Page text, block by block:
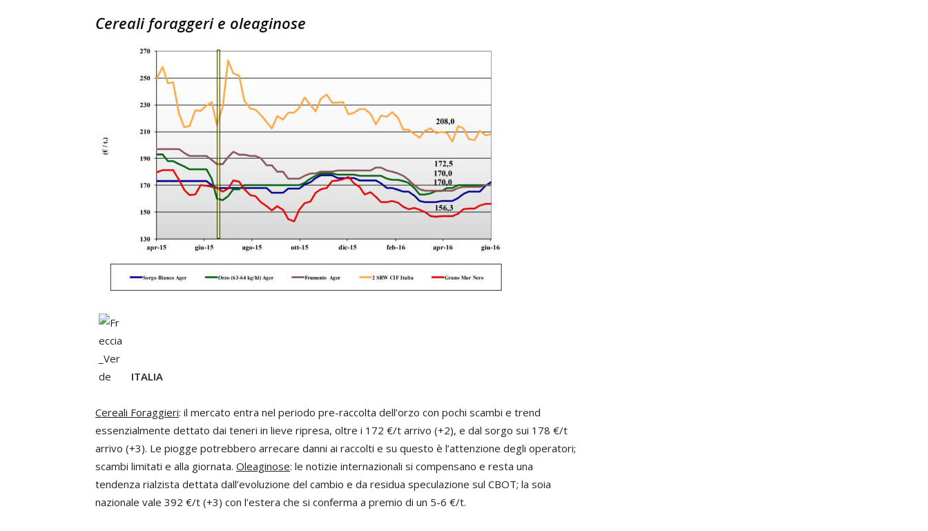
Cereali foraggeri e oleaginose
ITALIA
Cereali Foraggieri: il mercato entra nel periodo pre-raccolta dell’orzo con pochi scambi e trend
essenzialmente dettato dai teneri in lieve ripresa, oltre i 172 €/t arrivo (+2), e dal sorgo sui 178 €/t
arrivo (+3). Le piogge potrebbero arrecare danni ai raccolti e su questo è l’attenzione degli operatori;
scambi limitati e alla giornata. Oleaginose: le notizie internazionali si compensano e resta una
tendenza rialzista dettata dall’evoluzione del cambio e da residua speculazione sul CBOT; la soia
nazionale vale 392 €/t (+3) con l’estera che si conferma a premio di un 5-6 €/t.